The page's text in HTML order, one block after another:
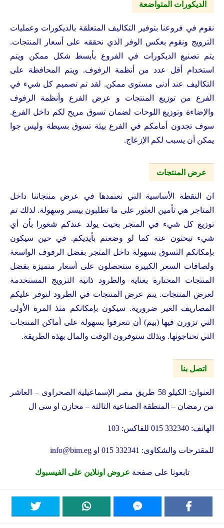
الديكورات المتواضعة
نقوم في فروعنا بتوفير التكاليف المتعلقة بالديكورات وعمليات
الترويج ونقوم بعكس الوفر الذي نحققه على أسعار المنتجات.
يتم تصنيع الديكورات في الفروع بأبسط شكل ممكن ويتم
استخدام أقل عدد من أنظمة الرفوف. ويتم المحافظة على
التكاليف عند أدنى مستوى ممكن. لقد تم تصميم كل شيء في
الفرع من توزيع المنتجات و عرض الفرع وأنظمة الرفوف
والإضاءة وتوزيع اللوحات لضمان تسوق مريح لكم داخل الفرع.
سوف تجدون أمامكم في الفرع بيئة تسوق بسيطة وليس جوا
يمكن أن يسبب لكم الإزعاج.
عرض المنتجات
ان النقطة الأساسية التي نعتمدها في عرض منتجاتنا داخل
المتاجر هي تأمين العثور على ما تطلبون بيسر وسهولة. لذلك تم
توزيع كل شيء في المتجر بحيث يولد عندكم شعورا بأن أي
شيء تبحثون عنه كما لو وضعتم بأيديكم. في حين سيكون
بإمكانكم التسوق بسهولة داخل المتجر بفضل الرفوف الواسعة
ولصاقات السعر الكبيرة ستحصلون على أسعار متميزة بفضل
المنتجات المختارة بعناية والطرود ذاتية الترويج المستخدمة
لعرض المنتجات. يتم عرض المنتجات في الطرود لنوفر عليكم
المصاريف الغير ضرورية. سيكون بإمكانكم منذ المرة الأولى
التي تزورن فيها (بيم) أن تتعرفوا بسهولة على أماكن المنتجات
التي تحتاجونها. وبذلك ستوفرون الوقت والمال بهذه الطريقة.
اتصل بنا
العنوان: الكيلو 58 طريق مصر الإسماعيلية الصحراوى – العاشر
من رمضان – المنطقة الصناعية الثالثة – مخازن او سى ال
الهاتف: 332340 015 للفاكس: 103
للمقترحات والشكاوى: 332341 015 او info@bim.eg
تابعونا على صفحة عروض اونلاين على الفيسبوك